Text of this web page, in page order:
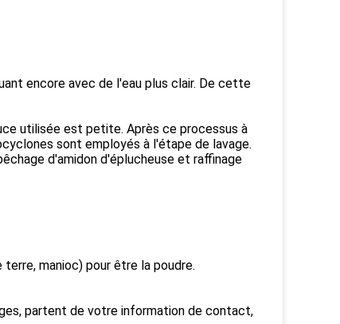
encore avec de l'eau plus clair. De cette
utilisée est petite. Après ce processus à
sont employés à l'étape de lavage.
d'amidon d'éplucheuse et raffinage
manioc) pour être la poudre.
partent de votre information de contact,